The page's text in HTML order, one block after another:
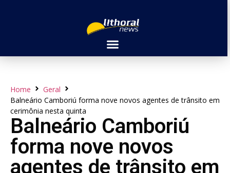
Home
Geral
Balneário Camboriú forma nove novos agentes de trânsito em
cerimônia nesta quinta
Balneário Camboriú
forma nove novos
agentes de trânsito em